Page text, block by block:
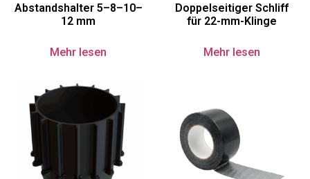
Abstandshalter 5–8–10–
12 mm
Mehr lesen
Doppelseitiger Schliff
für 22-mm-Klinge
Mehr lesen